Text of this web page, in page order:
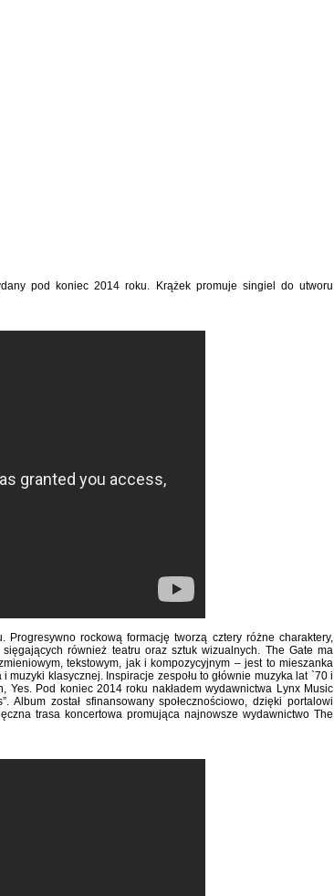
pod koniec 2014 roku. Krążek promuje singiel do utworu
Progresywno rockową formację tworzą cztery różne charaktery,
również teatru oraz sztuk wizualnych. The Gate ma
tekstowym, jak i kompozycyjnym – jest to mieszanka
klasycznej. Inspiracje zespołu to głównie muzyka lat `70 i
Yes. Pod koniec 2014 roku nakładem wydawnictwa Lynx Music
Album został sfinansowany społecznościowo, dzięki portalowi
trasa koncertowa promująca najnowsze wydawnictwo The